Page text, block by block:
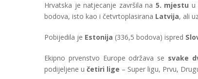
Hrvatska je natjecanje završila na 5. mjestu u
bodova, isto kao i četvrtoplasirana Latvija, ali
Pobijedila je Estonija (336,5 bodova) ispred
Ekipno prvenstvo Europe održava se svake
podijeljene u četiri lige – Super ligu, Prvu,